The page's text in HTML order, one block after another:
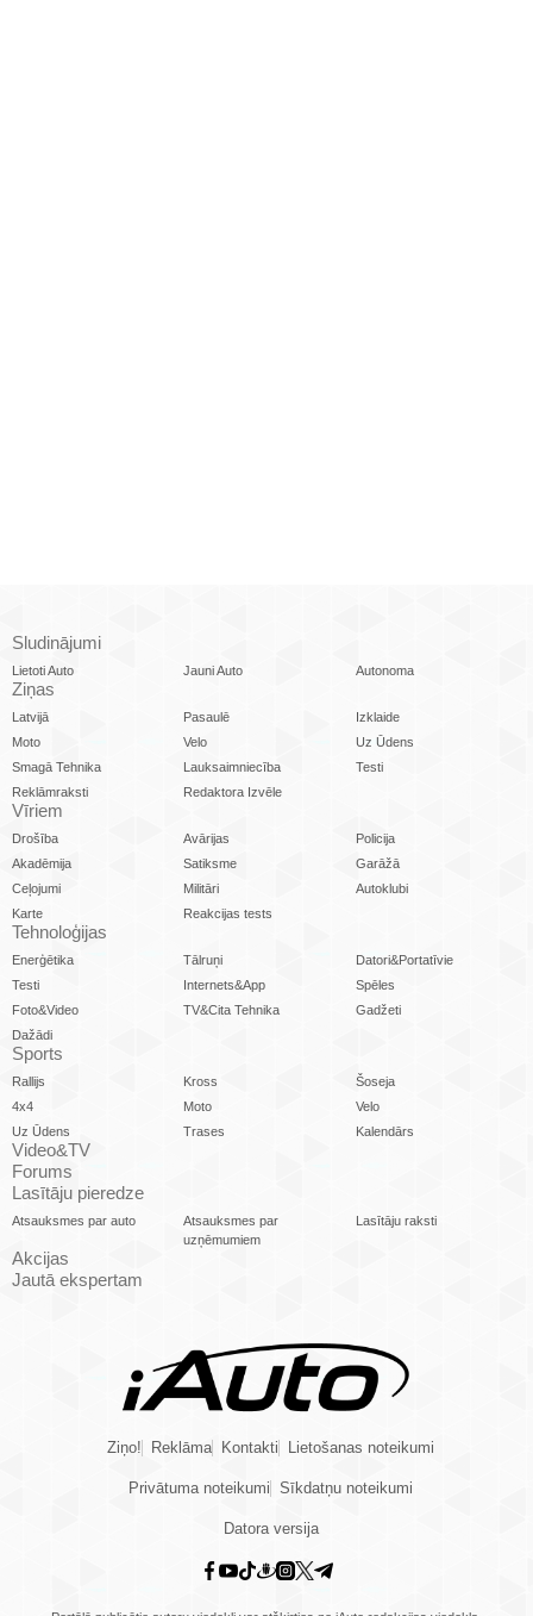
Sludinājumi
Lietoti Auto Jauni Auto Autonoma
Ziņas
Latvijā Pasaulē
Izklaide
Moto
Velo
Uz Ūdens
Smagā Tehnika
Lauksaimniecība
Testi
Reklāmraksti
Redaktora Izvēle
Vīriem
Drošība Avārijas
Policija
Akadēmija
Satiksme
Garāžā
Ceļojumi
Militāri
Autoklubi
Karte
Reakcijas tests
Tehnoloģijas
Enerģētika Tālruņi
Datori&Portatīvie
Testi
Internets&App
Spēles
Foto&Video
TV&Cita Tehnika
Gadžeti
Dažādi
Sports
Rallijs Kross
Šoseja
4x4
Moto
Velo
Uz Ūdens
Trases Kalendārs
Video&TV
Forums
Lasītāju pieredze
Atsauksmes par auto
Atsauksmes par
uzņēmumiem
Lasītāju raksti
Akcijas
Jautā ekspertam
Ziņo! Reklāma Kontakti Lietošanas noteikumi
Privātuma noteikumi Sīkdatņu noteikumi
Datora versija